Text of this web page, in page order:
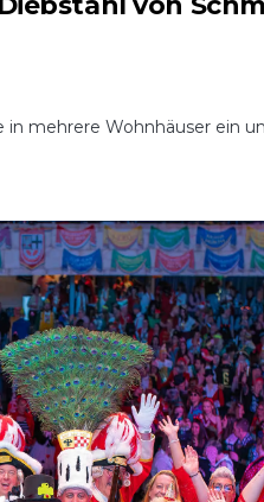
in mehrere Wohnhäuser ein